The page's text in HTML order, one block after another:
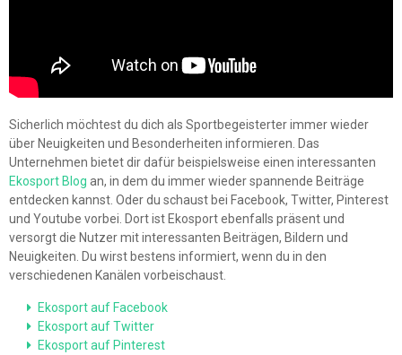
Sicherlich möchtest du dich als Sportbegeisterter immer wieder
über Neuigkeiten und Besonderheiten informieren. Das
Unternehmen bietet dir dafür beispielsweise einen interessanten
Ekosport Blog an, in dem du immer wieder spannende Beiträge
entdecken kannst. Oder du schaust bei Facebook, Twitter, Pinterest
und Youtube vorbei. Dort ist Ekosport ebenfalls präsent und
versorgt die Nutzer mit interessanten Beiträgen, Bildern und
Neuigkeiten. Du wirst bestens informiert, wenn du in den
verschiedenen Kanälen vorbeischaust.
Ekosport auf Facebook
Ekosport auf Twitter
Ekosport auf Pinterest